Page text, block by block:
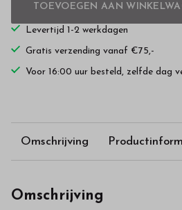
TOEVOEGEN AAN
Levertijd 1-2 werkdagen
Gratis verzending vanaf €75,-
Voor 16:00 uur besteld, zelfde dag
Omschrijving
Omschrijving